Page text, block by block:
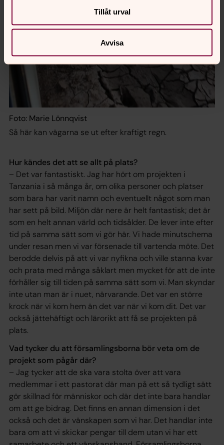
Tillåt urval
Avvisa
Foto: Marie Lönnqvist
Så här kan vägarna se ut efter kraftigt regn.
Hur kändes det att se allt på plats?
– Det var fantastiskt. Jag har hört om projekten i
Tanzania i så många år, om olika personer och platser
som bara har varit namn och eventuellt något som man
har sett på bild. Miljön där nere är helt fantastisk; det är
som en helt annan värld och tidsålder. De lever inte efter
tid på samma sätt som vi gör här. Vi hade minutschema
under resan men vi var försenade till vartenda möte. Det
berodde delvis på att vi var nyfikna och ville stanna kvar
och prata med många såklart men mycket för att de inte
förhåller sig till tiden på samma sätt som vi. Man skyndar
inte utan man är i nuet, närvarande. Det var en större
krock när vi kom hem än det var när vi kom dit. Det var
också jättehäftigt och lärorikt att få se projekten på
plats.
Vad tycker du att församlingsborna bör veta om de
projekt som pågår där?
– Jag tycker att de ska vara stolta över att vara
medlemmar i ett pastorat där man på ett så tydligt sätt
gör skillnad för människor och där det inte bara handlar
om att ge bidrag. Det finns en annan dimension i det
också och det är vänskapen som vi har. Det handlar inte
bara om att vi skickar pengar till dem utan vi har ett